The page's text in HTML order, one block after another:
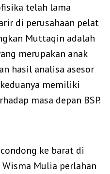
telah lama
di perusahaan pelat
Muttaqin adalah
merupakan anak
hasil analisa asesor
memiliki
masa depan BSP.
ke barat di
Mulia perlahan